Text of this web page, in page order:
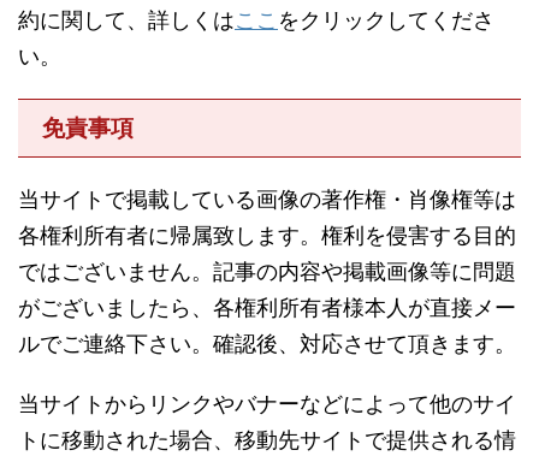
約に関して、詳しくはここ をクリックしてくださ
い。
免責事項
当サイトで掲載している画像の著作権・肖像権等は
各権利所有者に帰属致します。権利を侵害する目的
ではございません。記事の内容や掲載画像等に問題
がございましたら、各権利所有者様本人が直接メー
ルでご連絡下さい。確認後、対応させて頂きます。
当サイトからリンクやバナーなどによって他のサイ
トに移動された場合、移動先サイトで提供される情